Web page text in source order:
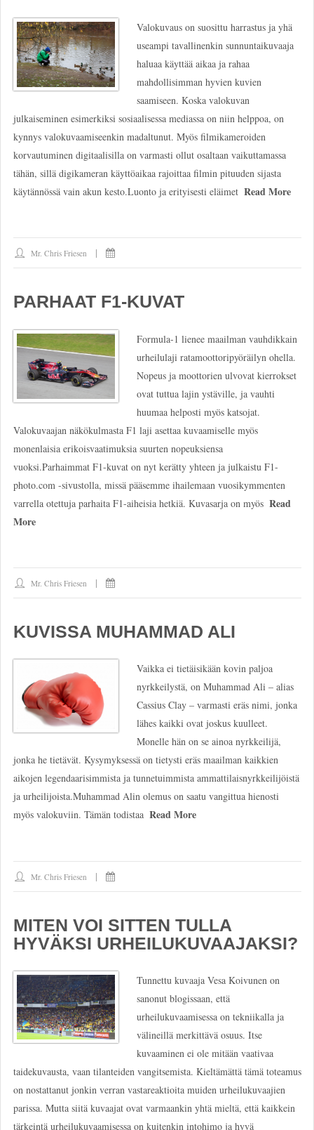
Valokuvaus on suosittu harrastus ja yhä
useampi tavallinenkin sunnuntaikuvaaja
haluaa käyttää aikaa ja rahaa
mahdollisimman hyvien kuvien
saamiseen. Koska valokuvan
julkaiseminen esimerkiksi sosiaalisessa mediassa on niin helppoa, on
kynnys valokuvaamiseenkin madaltunut. Myös filmikameroiden
korvautuminen digitaalisilla on varmasti ollut osaltaan vaikuttamassa
tähän, sillä digikameran käyttöaikaa rajoittaa filmin pituuden sijasta
käytännössä vain akun kesto.Luonto ja erityisesti eläimet Read More
Mr. Chris Friesen
PARHAAT F1-KUVAT
Formula-1 lienee maailman vauhdikkain
urheilulaji ratamoottoripyöräilyn ohella.
Nopeus ja moottorien ulvovat kierrokset
ovat tuttua lajin ystäville, ja vauhti
huumaa helposti myös katsojat.
Valokuvaajan näkökulmasta F1 laji asettaa kuvaamiselle myös
monenlaisia erikoisvaatimuksia suurten nopeuksiensa
vuoksi.Parhaimmat F1-kuvat on nyt kerätty yhteen ja julkaistu F1-
photo.com -sivustolla, missä pääsemme ihailemaan vuosikymmenten
varrella otettuja parhaita F1-aiheisia hetkiä. Kuvasarja on myös Read
More
Mr. Chris Friesen
KUVISSA MUHAMMAD ALI
Vaikka ei tietäisikään kovin paljoa
nyrkkeilystä, on Muhammad Ali – alias
Cassius Clay – varmasti eräs nimi, jonka
lähes kaikki ovat joskus kuulleet.
Monelle hän on se ainoa nyrkkeilijä,
jonka he tietävät. Kysymyksessä on tietysti eräs maailman kaikkien
aikojen legendaarisimmista ja tunnetuimmista ammattilaisnyrkkeilijöistä
ja urheilijoista.Muhammad Alin olemus on saatu vangittua hienosti
myös valokuviin. Tämän todistaa Read More
Mr. Chris Friesen
MITEN VOI SITTEN TULLA
HYVÄKSI URHEILUKUVAAJAKSI?
Tunnettu kuvaaja Vesa Koivunen on
sanonut blogissaan, että
urheilukuvaamisessa on tekniikalla ja
välineillä merkittävä osuus. Itse
kuvaaminen ei ole mitään vaativaa
taidekuvausta, vaan tilanteiden vangitsemista. Kieltämättä tämä toteamus
on nostattanut jonkin verran vastareaktioita muiden urheilukuvaajien
parissa. Mutta siitä kuvaajat ovat varmaankin yhtä mieltä, että kaikkein
tärkeintä urheilukuvaamisessa on kuitenkin intohimo ja hyvä